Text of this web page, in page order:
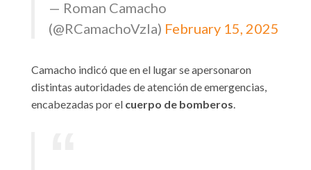
— Roman Camacho
(@RCamachoVzla) February 15, 2025
Camacho indicó que en el lugar se apersonaron
distintas autoridades de atención de emergencias,
encabezadas por el cuerpo de bomberos.